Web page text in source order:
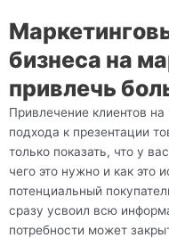
бизнеса на
привлечь
Привлечение клиентов на
подхода к презентации
только показать, что у
чего это нужно и как это
потенциальный
сразу усвоил всю
потребности может